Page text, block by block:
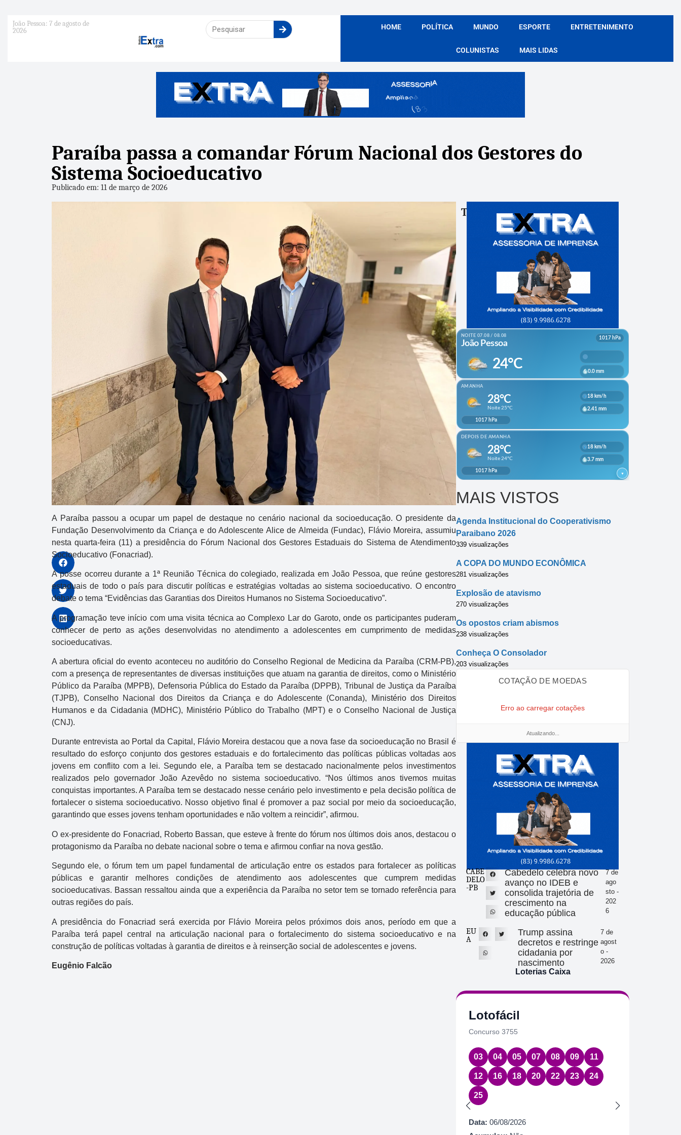
João Pessoa: 7 de agosto de
2026
HOME POLÍTICA MUNDO ESPORTE ENTRETENIMENTO
COLUNISTAS MAIS LIDAS
Paraíba passa a comandar Fórum Nacional dos Gestores do
Sistema Socioeducativo
Publicado em: 11 de março de 2026
A Paraíba passou a ocupar um papel de destaque no cenário nacional da socioeducação. O presidente da
Fundação Desenvolvimento da Criança e do Adolescente Alice de Almeida (Fundac), Flávio Moreira, assumiu
nesta quarta-feira (11) a presidência do Fórum Nacional dos Gestores Estaduais do Sistema de Atendimento
Socioeducativo (Fonacriad).
A posse ocorreu durante a 1ª Reunião Técnica do colegiado, realizada em João Pessoa, que reúne gestores
estaduais de todo o país para discutir políticas e estratégias voltadas ao sistema socioeducativo. O encontro
debate o tema “Evidências das Garantias dos Direitos Humanos no Sistema Socioeducativo”.
A programação teve início com uma visita técnica aoComplexo Lar do Garoto, onde os participantes puderam
conhecer de perto as ações desenvolvidas no atendimento a adolescentes em cumprimento de medidas
socioeducativas.
A abertura oficial do evento aconteceu no auditório do Conselho Regional de Medicina da Paraíba (CRM-PB),
com a presença de representantes de diversas instituições que atuam na garantia de direitos, como o Ministério
Público da Paraíba (MPPB), Defensoria Pública do Estado da Paraíba (DPPB), Tribunal de Justiça da Paraíba
(TJPB), Conselho Nacional dos Direitos da Criança e do Adolescente(Conanda),
Ministério dos Direitos
Humanos e da Cidadania (MDHC), Ministério Público do Trabalho (MPT) e oConselho Nacional de Justiça
(CNJ).
Durante entrevista ao Portal da Capital , Flávio Moreira destacou que a nova fase da socioeducação no Brasil é
resultado do esforço conjunto dos gestores estaduais e do fortalecimento das políticas públicas voltadas aos
jovens em conflito com a lei. Segundo ele, a Paraíba tem se destacado nacionalmente pelos investimentos
realizados pelo governadorJoão Azevêdo no sistema socioeducativo. “Nos últimos anos tivemos muitas
conquistas importantes. A Paraíba tem se destacado nesse cenário pelo investimento e pela decisão política de
fortalecer o sistema socioeducativo. Nosso objetivo final é promover a paz social por meio da socioeducação,
garantindo que esses jovens tenham oportunidades e não voltem a reincidir”, afirmou.
O ex-presidente do Fonacriad, Roberto Bassan, que esteve à frente do fórum nos últimos dois anos, destacou o
protagonismo da Paraíba no debate nacional sobre o tema e afirmou confiar na nova gestão.
Segundo ele, o fórum tem um papel fundamental de articulação entre os estados para fortalecer as políticas
públicas e garantir melhores condições de atendimento aos adolescentes que cumprem medidas
socioeducativas. Bassan ressaltou ainda que a experiência da Paraíba no setor tem se tornado referência para
outras regiões do país.
A presidência do Fonacriad será exercida por Flávio Moreira pelos próximos dois anos, período em que a
Paraíba terá papel central na articulação nacional para o fortalecimento do sistema socioeducativo e na
construção de políticas voltadas à garantia de direitos e à reinserção social de adolescentes e jovens.
Eugênio Falcão
Tags:Compartile:
MAIS VISTOS
Agenda Institucional do Cooperativismo
Paraibano 2026
339 visualizações
A COPA DO MUNDO ECONÔMICA
281 visualizações
Explosão de atavismo
270 visualizações
Os opostos criam abismos
238 visualizações
Conheça O Consolador
203 visualizações
COTAÇÃO DE MOEDAS
Erro ao carregar cotações
Atualizando...
CABE
DELO
-PB
Cabedelo celebra novo
avanço no IDEB e
consolida trajetória de
crescimento na
educação pública
7 de
ago
sto -
202
6
EU
A
Trump assina
decretos e restringe
cidadania por
nascimento
7 de
agost
o -
2026
Loterias Caixa
Lotofácil
Concurso 3755
03 04 05 07 08 09 11
12 16 18 20 22 23 24
25
Data: 06/08/2026